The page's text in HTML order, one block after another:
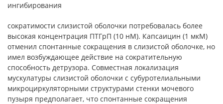
ингибирования
сократимости слизистой оболочки потребовалась более
высокая концентрация ПТГрП (10 нМ). Капсаицин (1 мкМ)
отменил спонтанные сокращения в слизистой оболочке, но
имел возбуждающее действие на сократительную
способность детрузора. Совместная локализация
мускулатуры слизистой оболочки с субуротелиальными
микроциркуляторными структурами стенки мочевого
пузыря предполагает, что спонтанные сокращения